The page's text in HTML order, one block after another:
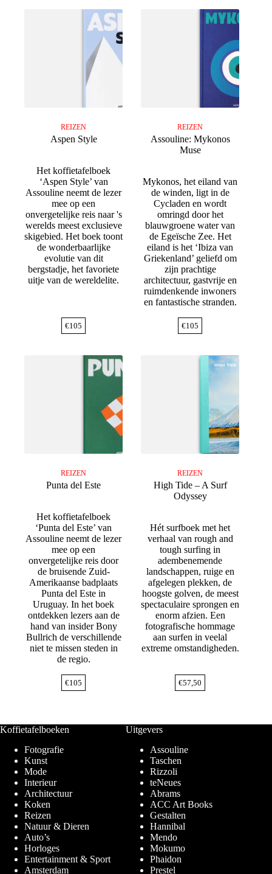
REIZEN
Aspen Style
Het koffietafelboek
‘Aspen Style’ van
Assouline neemt de lezer
mee op een
onvergetelijke reis naar 's
werelds meest exclusieve
skigebied. Het boek toont
de wonderbaarlijke
evolutie van dit
bergstadje, het favoriete
uitje van de wereldelite.
€105
REIZEN
Assouline: Mykonos
Muse
Mykonos, het eiland van
de winden, ligt in de
Cycladen en wordt
omringd door het
blauwgroene water van
de Egeïsche Zee. Het
eiland is het ‘Ibiza van
Griekenland’ geliefd om
zijn prachtige
architectuur, gastvrije en
ruimdenkende inwoners
en fantastische stranden.
€105
REIZEN
Punta del Este
Het koffietafelboek
‘Punta del Este’ van
Assouline neemt de lezer
mee op een
onvergetelijke reis door
de bruisende Zuid-
Amerikaanse badplaats
Punta del Este in
Uruguay. In het boek
ontdekken lezers aan de
hand van insider Bony
Bullrich de verschillende
niet te missen steden in
de regio.
€105
REIZEN
High Tide – A Surf
Odyssey
Hét surfboek met het
verhaal van rough and
tough surfing in
adembenemende
landschappen, ruige en
afgelegen plekken, de
hoogste golven, de meest
spectaculaire sprongen en
enorm afzien. Een
fotografische hommage
aan surfen in veelal
extreme omstandigheden.
€57,50
Koffietafelboeken
Fotografie
Kunst
Mode
Interieur
Architectuur
Koken
Reizen
Natuur & Dieren
Auto’s
Horloges
Entertainment & Sport
Amsterdam
Uitgevers
Assouline
Taschen
Rizzoli
teNeues
Abrams
ACC Art Books
Gestalten
Hannibal
Mendo
Mokumo
Phaidon
Prestel